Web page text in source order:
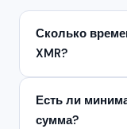
Сколько
XMR?
Есть ли
сумма?